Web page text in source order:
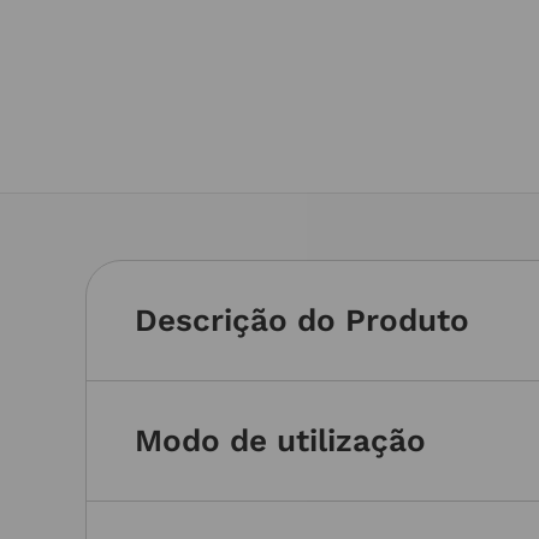
Descrição do Produto
Modo de utilização